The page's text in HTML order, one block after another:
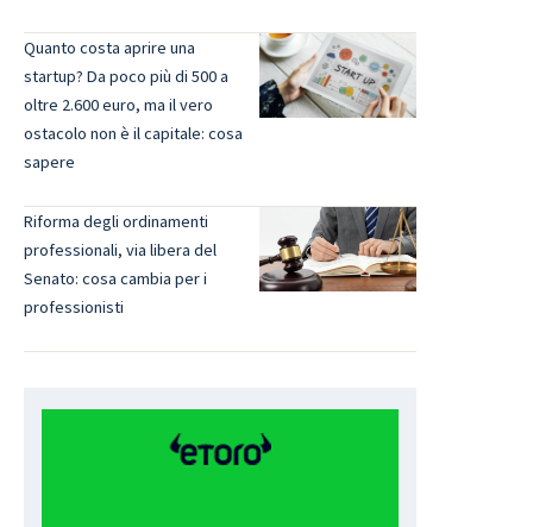
Quanto costa aprire una
startup? Da poco più di 500 a
oltre 2.600 euro, ma il vero
ostacolo non è il capitale: cosa
sapere
Riforma degli ordinamenti
professionali, via libera del
Senato: cosa cambia per i
professionisti